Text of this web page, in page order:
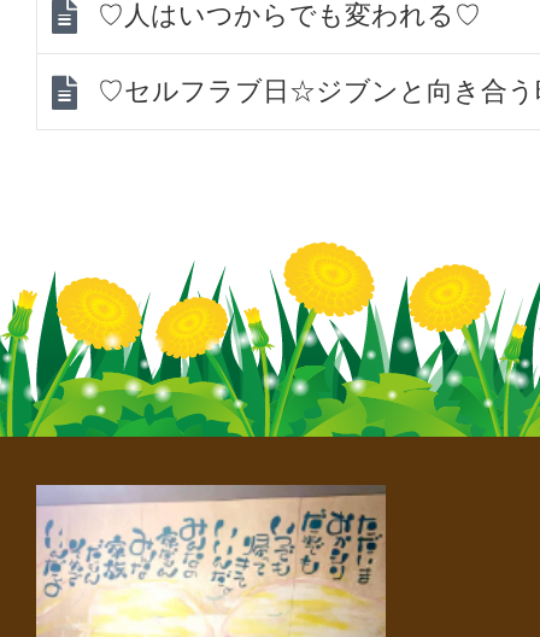
♡人はいつからでも変われる♡
♡セルフラブ日☆ジブンと向き合